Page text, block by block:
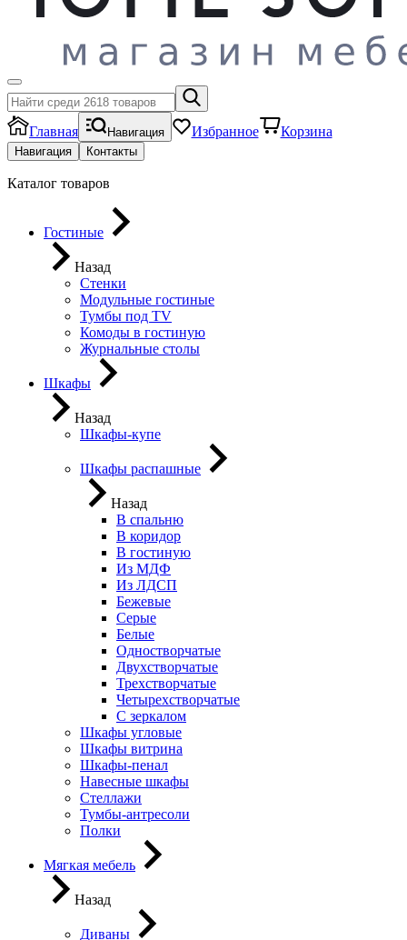
Главная Навигация Избранное Корзина
Навигация Контакты
Каталог товаров
Гостиные
Назад
Стенки
Модульные гостиные
Тумбы под ТV
Комоды в гостиную
Журнальные столы
Шкафы
Назад
Шкафы-купе
Шкафы распашные
Назад
В спальню
В коридор
В гостиную
Из МДФ
Из ЛДСП
Бежевые
Серые
Белые
Одностворчатые
Двухстворчатые
Трехстворчатые
Четырехстворчатые
С зеркалом
Шкафы угловые
Шкафы витрина
Шкафы-пенал
Навесные шкафы
Стеллажи
Тумбы-антресоли
Полки
Мягкая мебель
Назад
Диваны